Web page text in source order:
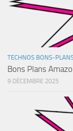
TECHNOS BONS-
Bons Plans
9 DÉCEMBRE 2025